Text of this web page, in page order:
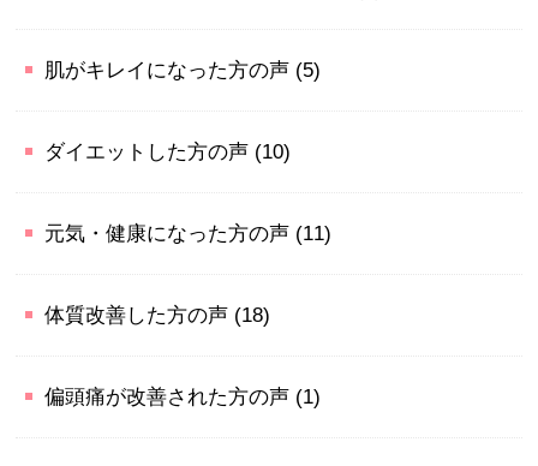
肌がキレイになった方の声 (5)
ダイエットした方の声 (10)
元気・健康になった方の声 (11)
体質改善した方の声 (18)
偏頭痛が改善された方の声 (1)